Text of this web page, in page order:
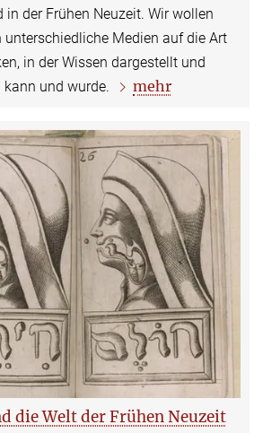
der Frühen Neuzeit. Wir wollen
unterschiedliche Medien auf die Art
in der Wissen dargestellt und
und wurde.
mehr
die Welt der Frühen Neuzeit